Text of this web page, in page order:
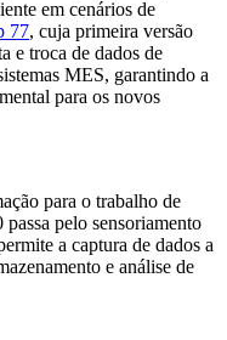
em cenários de
77, cuja primeira versão
e troca de dados de
MES, garantindo a
para os novos
para o trabalho de
pelo sensoriamento
a captura de dados a
e análise de